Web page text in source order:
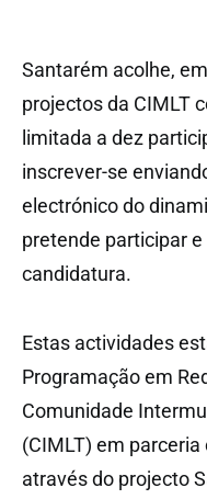
Santarém acolhe,
projectos da CIMLT
limitada a dez
inscrever-se
electrónico do
pretende participar
candidatura.
Estas actividades
Programação em
Comunidade
(CIMLT) em
através do projecto